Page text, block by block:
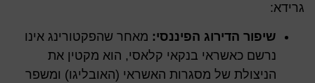
גרידא:
שיפור הדירוג הפיננסי: מאחר שהפקטורינג אינו
נרשם כאשראי בנקאי קלאסי, הוא מקטין את
הניצולת של מסגרות האשראי (האובליגו) ומשפר